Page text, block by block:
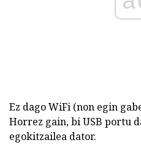
Ez dago WiFi (non egin
Horrez gain, bi USB portu
egokitzailea dator.